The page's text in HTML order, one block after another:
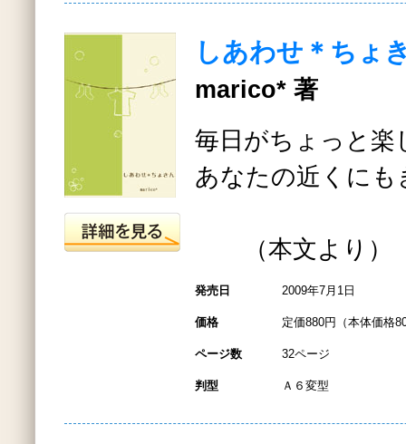
しあわせ＊ちょ
marico* 著
毎日がちょっと楽
あなたの近くにも
（本文より）
発売日 2009年7月1日
価格 定価880円（本体価格
ページ数 32ページ
判型 Ａ６変型